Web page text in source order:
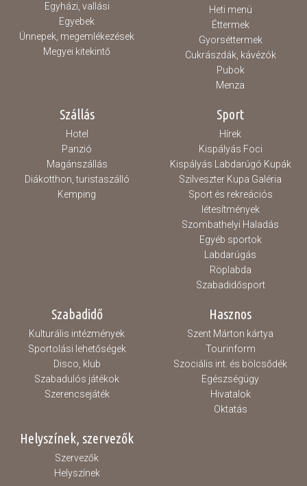
Egyházi, vallási
Egyebek
Ünnepek, megemlékezések
Megyei kitekintő
Heti menü
Éttermek
Gyorséttermek
Cukrászdák, kávézók
Pubok
Menza
Szállás
Hotel
Panzió
Magánszállás
Diákotthon, turistaszálló
Kemping
Sport
Hírek
Kispályás Foci
Kispályás Labdarúgó Kupák
Szilveszter Kupa Galéria
Sport és rekreációs
létesítmények
Szombathelyi Haladás
Egyéb sportok
Labdarúgás
Röplabda
Szabadidősport
Szabadidő
Kulturális intézmények
Sportolási lehetőségek
Disco, klub
Szabadulós játékok
Szerencsejáték
Hasznos
Szent Márton kártya
Tourinform
Szociális int. és bölcsődék
Egészségügy
Hivatalok
Oktatás
Helyszínek, szervezők
Szervezők
Helyszínek